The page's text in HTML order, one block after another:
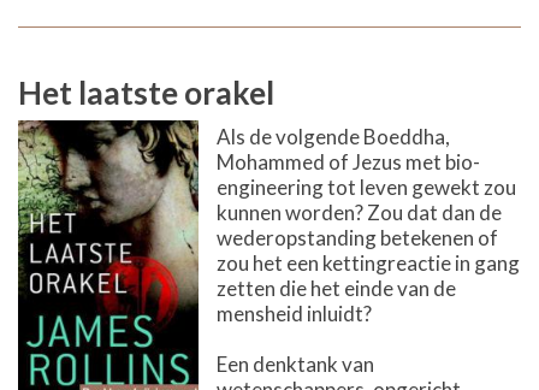
Het laatste orakel
Als de volgende Boeddha,
Mohammed of Jezus met bio-
engineering tot leven gewekt zou
kunnen worden? Zou dat dan de
wederopstanding betekenen of
zou het een kettingreactie in gang
zetten die het einde van de
mensheid inluidt?
Een denktank van